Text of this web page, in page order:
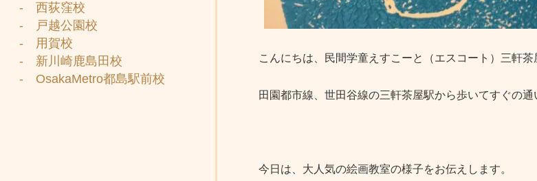
- 西荻窪校
- 戸越公園校
- 用賀校
- 新川崎鹿島田校
- OsakaMetro都島駅前校
こんにちは、民間学童えすこーと（エスコート）三軒茶
田園都市線、世田谷線の三軒茶屋駅から歩いてすぐの通
今日は、大人気の絵画教室の様子をお伝えします。